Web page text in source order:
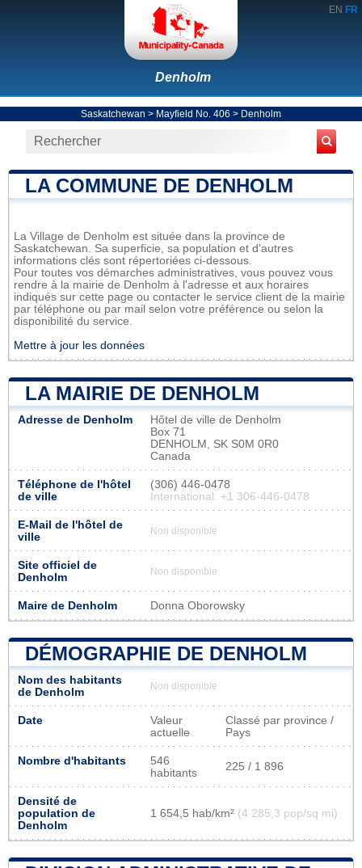
EN FR
Denholm
Saskatchewan > Mayfield No. 406 > Denholm
LA COMMUNE DE DENHOLM
La Village de Denholm est située dans la province de
Saskatchewan. Sa superficie, sa population et d'autres
informations clés sont répertoriées ci-dessous.
Pour toutes vos démarches administratives, vous pouvez vous
rendre à la mairie de Denholm à l'adresse et aux horaires
indiqués sur cette page ou contacter le service client de la mairie
par téléphone ou par mail selon votre préférence ou selon la
disponibilité du service.
Mettre à jour les données
LA MAIRIE DE DENHOLM
Adresse de Denholm
Hôtel de ville de Denholm
Box 71
DENHOLM, SK S0M 0R0
Canada
Téléphone de l'hôtel
de ville
(306) 446-0478
International: +1 306-446-0478
E-Mail de l'hôtel de
ville
Non disponible
Site officiel de
Denholm
Non disponible
Maire de Denholm Donna Oborowsky
DÉMOGRAPHIE DE DENHOLM
Nom des habitants
de Denholm
Non disponible
Date
Valeur
actuelle
Classé par province /
Pays
Nombre d'habitants
546
habitants
225 / 1 896
Densité de
population de
Denholm
1 654,5 hab/km² (4 285,3 pop/sq mi)